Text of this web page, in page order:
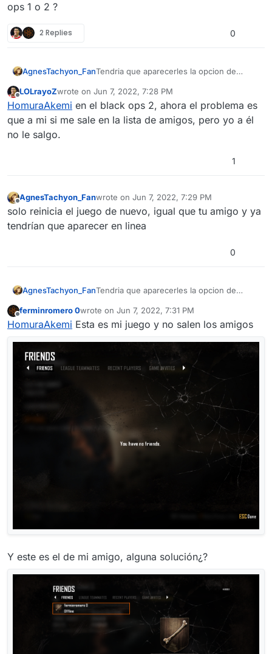
ops 1 o 2 ?
2 Replies 0
AgnesTachyon_FanTendria que aparecerles la opcion de
En cual les da prolemas black ops 1 o 2 ?
LOLrayoZwrote on Jun 7, 2022, 7:28 PM
last edited by
HomuraAkemi en el black ops 2, ahora el problema es
que a mi si me sale en la lista de amigos, pero yo a él
no le salgo.
1
Offline
AgnesTachyon_Fanwrote on Jun 7, 2022, 7:29 PM
last edited by
solo reinicia el juego de nuevo, igual que tu amigo y ya
tendrían que aparecer en linea
0
AgnesTachyon_FanTendria que aparecerles la opcion de
En cual les da prolemas black ops 1 o 2 ?
ferminromero 0wrote on Jun 7, 2022, 7:31 PM
last edited by
HomuraAkemi Esta es mi juego y no salen los amigos
Y este es el de mi amigo, alguna solución¿?